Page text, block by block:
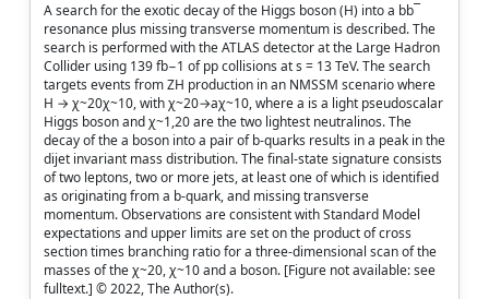
A search for the exotic decay of the Higgs boson (H) into a bb¯
resonance plus missing transverse momentum is described. The
search is performed with the ATLAS detector at the Large Hadron
Collider using 139 fb−1 of pp collisions at s = 13 TeV. The search
targets events from ZH production in an NMSSM scenario where
H → χ~20χ~10, with χ~20→aχ~10, where a is a light pseudoscalar
Higgs boson and χ~1,20 are the two lightest neutralinos. The
decay of the a boson into a pair of b-quarks results in a peak in the
dijet invariant mass distribution. The final-state signature consists
of two leptons, two or more jets, at least one of which is identified
as originating from a b-quark, and missing transverse
momentum. Observations are consistent with Standard Model
expectations and upper limits are set on the product of cross
section times branching ratio for a three-dimensional scan of the
masses of the χ~20, χ~10 and a boson. [Figure not available: see
fulltext.] © 2022, The Author(s).